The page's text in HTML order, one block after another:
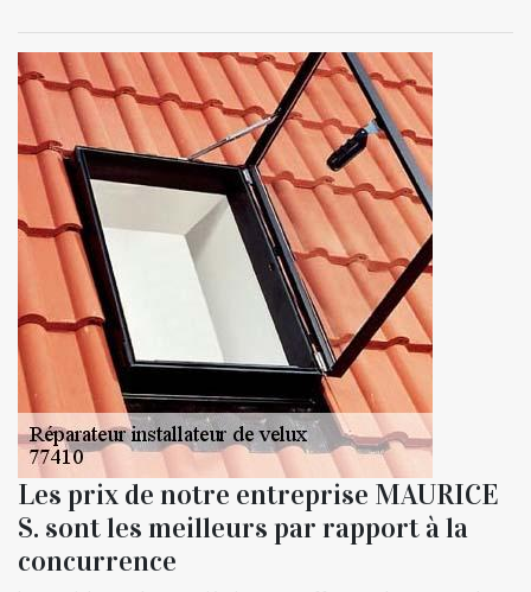
Les prix de notre entreprise MAURICE
S. sont les meilleurs par rapport à la
concurrence